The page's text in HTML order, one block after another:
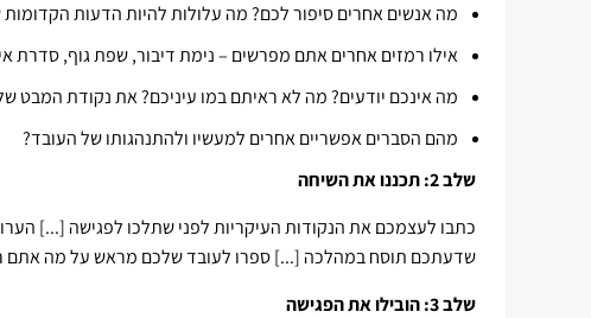
מה אנשים אחרים סיפור לכם? מה עלולות להיות הדעות
אילו רמזים אחרים אתם מפרשים – נימת דיבור, שפת גוף, סדרת
מה אינכם יודעים? מה לא ראיתם במו עיניכם? את נקודת המבט
מהם הסברים אפשריים אחרים למעשיו ולהתנהגותו של העובד?
שלב 2: תכננו את השיחה
כתבו לעצמכם את הנקודות העיקריות לפני שתלכו לפגישה [...]
שדעתכם תוסח במהלכה [...] ספרו לעובד שלכם מראש על מה אתם
שלב 3: הובילו את הפגישה